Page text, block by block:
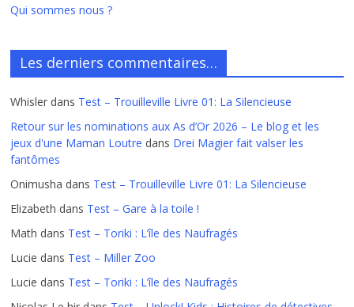
Qui sommes nous ?
Les derniers commentaires…
Whisler dans Test – Trouilleville Livre 01: La Silencieuse
Retour sur les nominations aux As d’Or 2026 – Le blog et les
jeux d'une Maman Loutre dans Drei Magier fait valser les
fantômes
Onimusha dans Test – Trouilleville Livre 01: La Silencieuse
Elizabeth dans Test – Gare à la toile !
Math dans Test – Toriki : L’île des Naufragés
Lucie dans Test – Miller Zoo
Lucie dans Test – Toriki : L’île des Naufragés